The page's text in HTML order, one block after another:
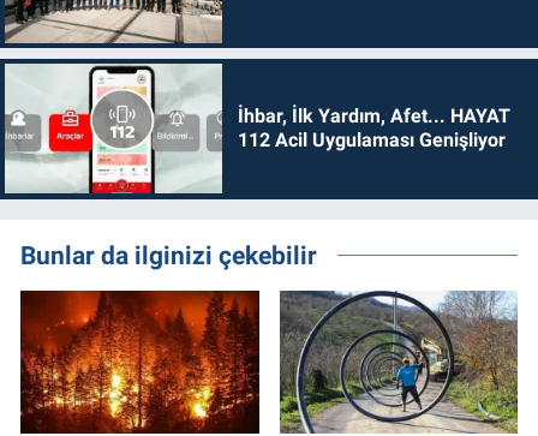
İhbar, İlk Yardım, Afet... HAYAT
112 Acil Uygulaması Genişliyor
Bunlar da ilginizi çekebilir